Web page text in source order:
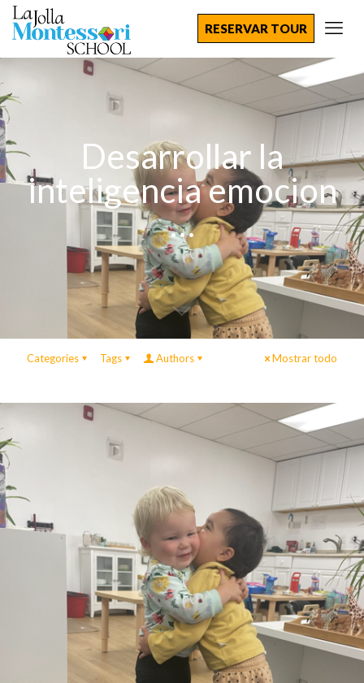
RESERVAR TOUR
Desarrollar la
inteligencia emocion
…
Categories Tags Authors Mostrar todo